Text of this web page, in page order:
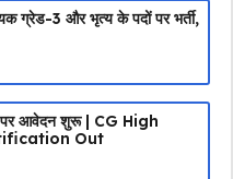
ग्रेड-3 और भृत्य के पदों पर भर्ती,
पर आवेदन शुरू | CG High
Out